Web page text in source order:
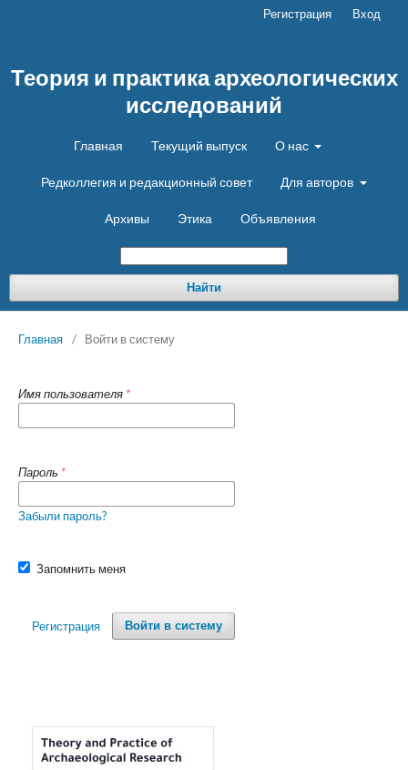
Теория и практика археологических
исследований
Главная Текущий выпуск О нас
Редколлегия и редакционный совет Для авторов
Архивы Этика Объявления
Найти
Регистрация Вход
Главная / Войти в систему
Имя пользователя *
Пароль *
Забыли пароль?
Запомнить меня
Войти в систему
Регистрация